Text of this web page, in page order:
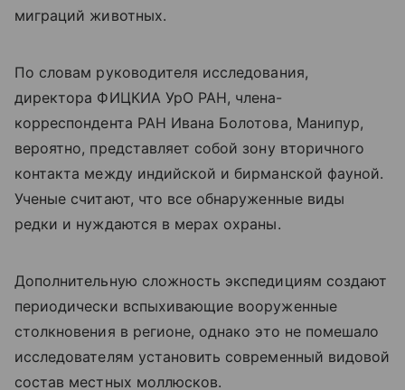
миграций животных.
По словам руководителя исследования,
директора ФИЦКИА УрО РАН, члена-
корреспондента РАН Ивана Болотова, Манипур,
вероятно, представляет собой зону вторичного
контакта между индийской и бирманской фауной.
Ученые считают, что все обнаруженные виды
редки и нуждаются в мерах охраны.
Дополнительную сложность экспедициям создают
периодически вспыхивающие вооруженные
столкновения в регионе, однако это не помешало
исследователям установить современный видовой
состав местных моллюсков.